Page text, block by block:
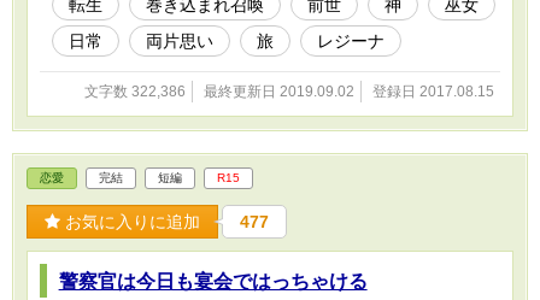
転生 巻き込まれ召喚 前世 神
巫女
日常
両片思い 旅 レジーナ
文字数 322,386 最終更新日 2019.09.02 登録日 2017.08.15
恋愛 完結 短編 R15
お気に入りに追加 477
警察官は今日も宴会ではっちゃける